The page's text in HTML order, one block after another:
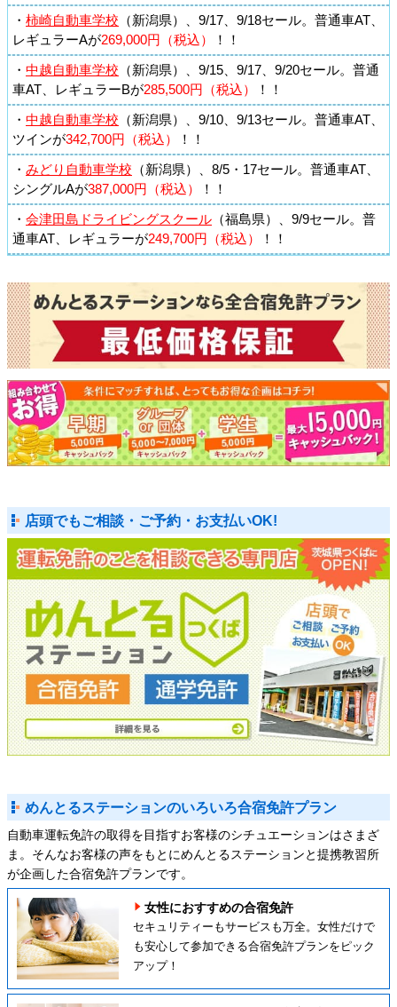
・ 柿崎自動車学校 （新潟県）、9/17、9/18セール。普通車AT、
レギュラーAが269,000円（税込）
！！
・ 中越自動車学校 （新潟県）、9/15、9/17、9/20セール。普通
車AT、レギュラーBが285,500円（税込）
！！
・ 中越自動車学校 （新潟県）、9/10、9/13セール。普通車AT、
ツインが342,700円（税込）
！！
・ みどり自動車学校 （新潟県）、8/5・17セール。普通車AT、
シングルAが387,000円（税込）
！！
・ 会津田島ドライビングスクール （福島県）、9/9セール。普
通車AT、レギュラーが249,700円（税込） ！！
店頭でもご相談・ご予約・お支払いOK!
めんとるステーションのいろいろ合宿免許プラン
自動車運転免許の取得を目指すお客様のシチュエーションはさまざ
ま。そんなお客様の声をもとにめんとるステーションと提携教習所
が企画した合宿免許プランです。
女性におすすめの合宿免許
セキュリティーもサービスも万全。女性だけで
も安心して参加できる合宿免許プランをピック
アップ！